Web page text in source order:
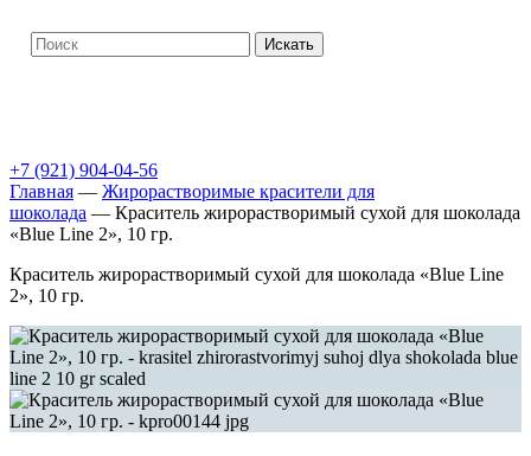
Искать
+7 (921) 904-04-56
Главная — Жирорастворимые красители для
шоколада — Краситель жирорастворимый сухой для шоколада
«Blue Line 2», 10 гр.
Краситель жирорастворимый сухой для шоколада «Blue Line
2», 10 гр.